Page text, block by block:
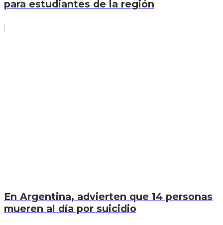
para estudiantes de la región
En Argentina, advierten que 14 personas
mueren al día por suicidio